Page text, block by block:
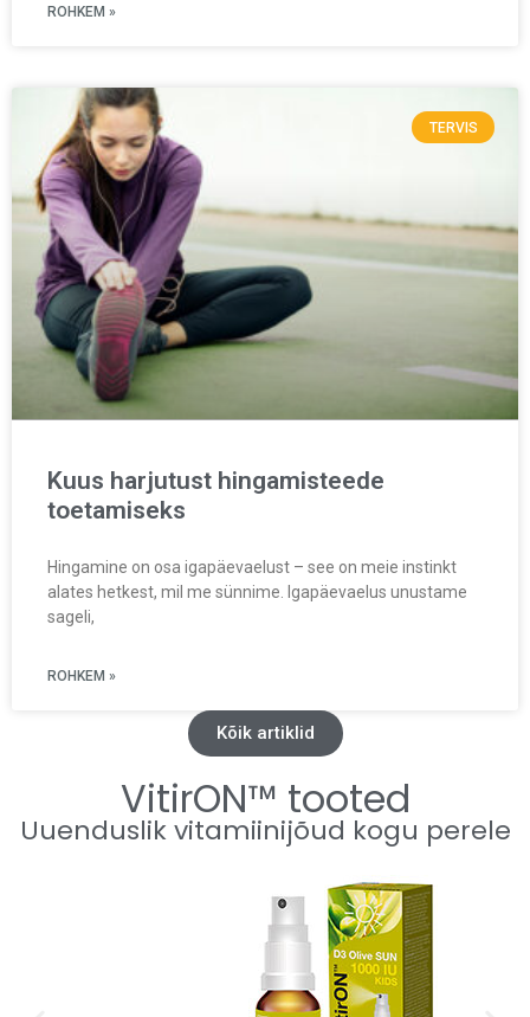
ROHKEM »
TERVIS
Kuus harjutust hingamisteede
toetamiseks
Hingamine on osa igapäevaelust – see on meie instinkt
alates hetkest, mil me sünnime. Igapäevaelus unustame
sageli,
ROHKEM »
Kõik artiklid
VitirON™ tooted
Uuenduslik vitamiinijõud kogu perele